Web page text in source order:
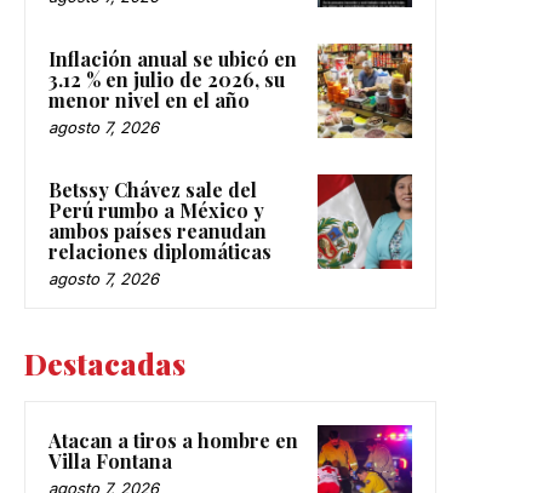
Inflación anual se ubicó en
3.12 % en julio de 2026, su
menor nivel en el año
agosto 7, 2026
Betssy Chávez sale del
Perú rumbo a México y
ambos países reanudan
relaciones diplomáticas
agosto 7, 2026
Destacadas
Atacan a tiros a hombre en
Villa Fontana
agosto 7, 2026